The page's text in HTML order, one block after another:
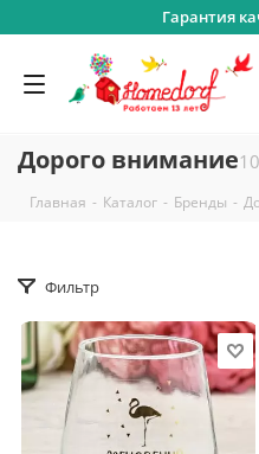
Гарантия
Дорого внимание
Главная - Каталог - Бренды -
Фильтр